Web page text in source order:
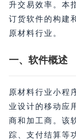
升交易效率。本
订货软件的构建
原材料行业。
一、软件概述
原材料行业小程
业设计的移动应
商和加工商。该
踪、支付结算等